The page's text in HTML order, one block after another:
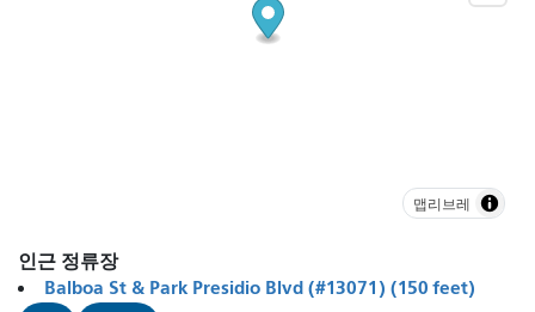
맵리브레
인근 정류장
Balboa St & Park Presidio Blvd (#13071) (150 feet)